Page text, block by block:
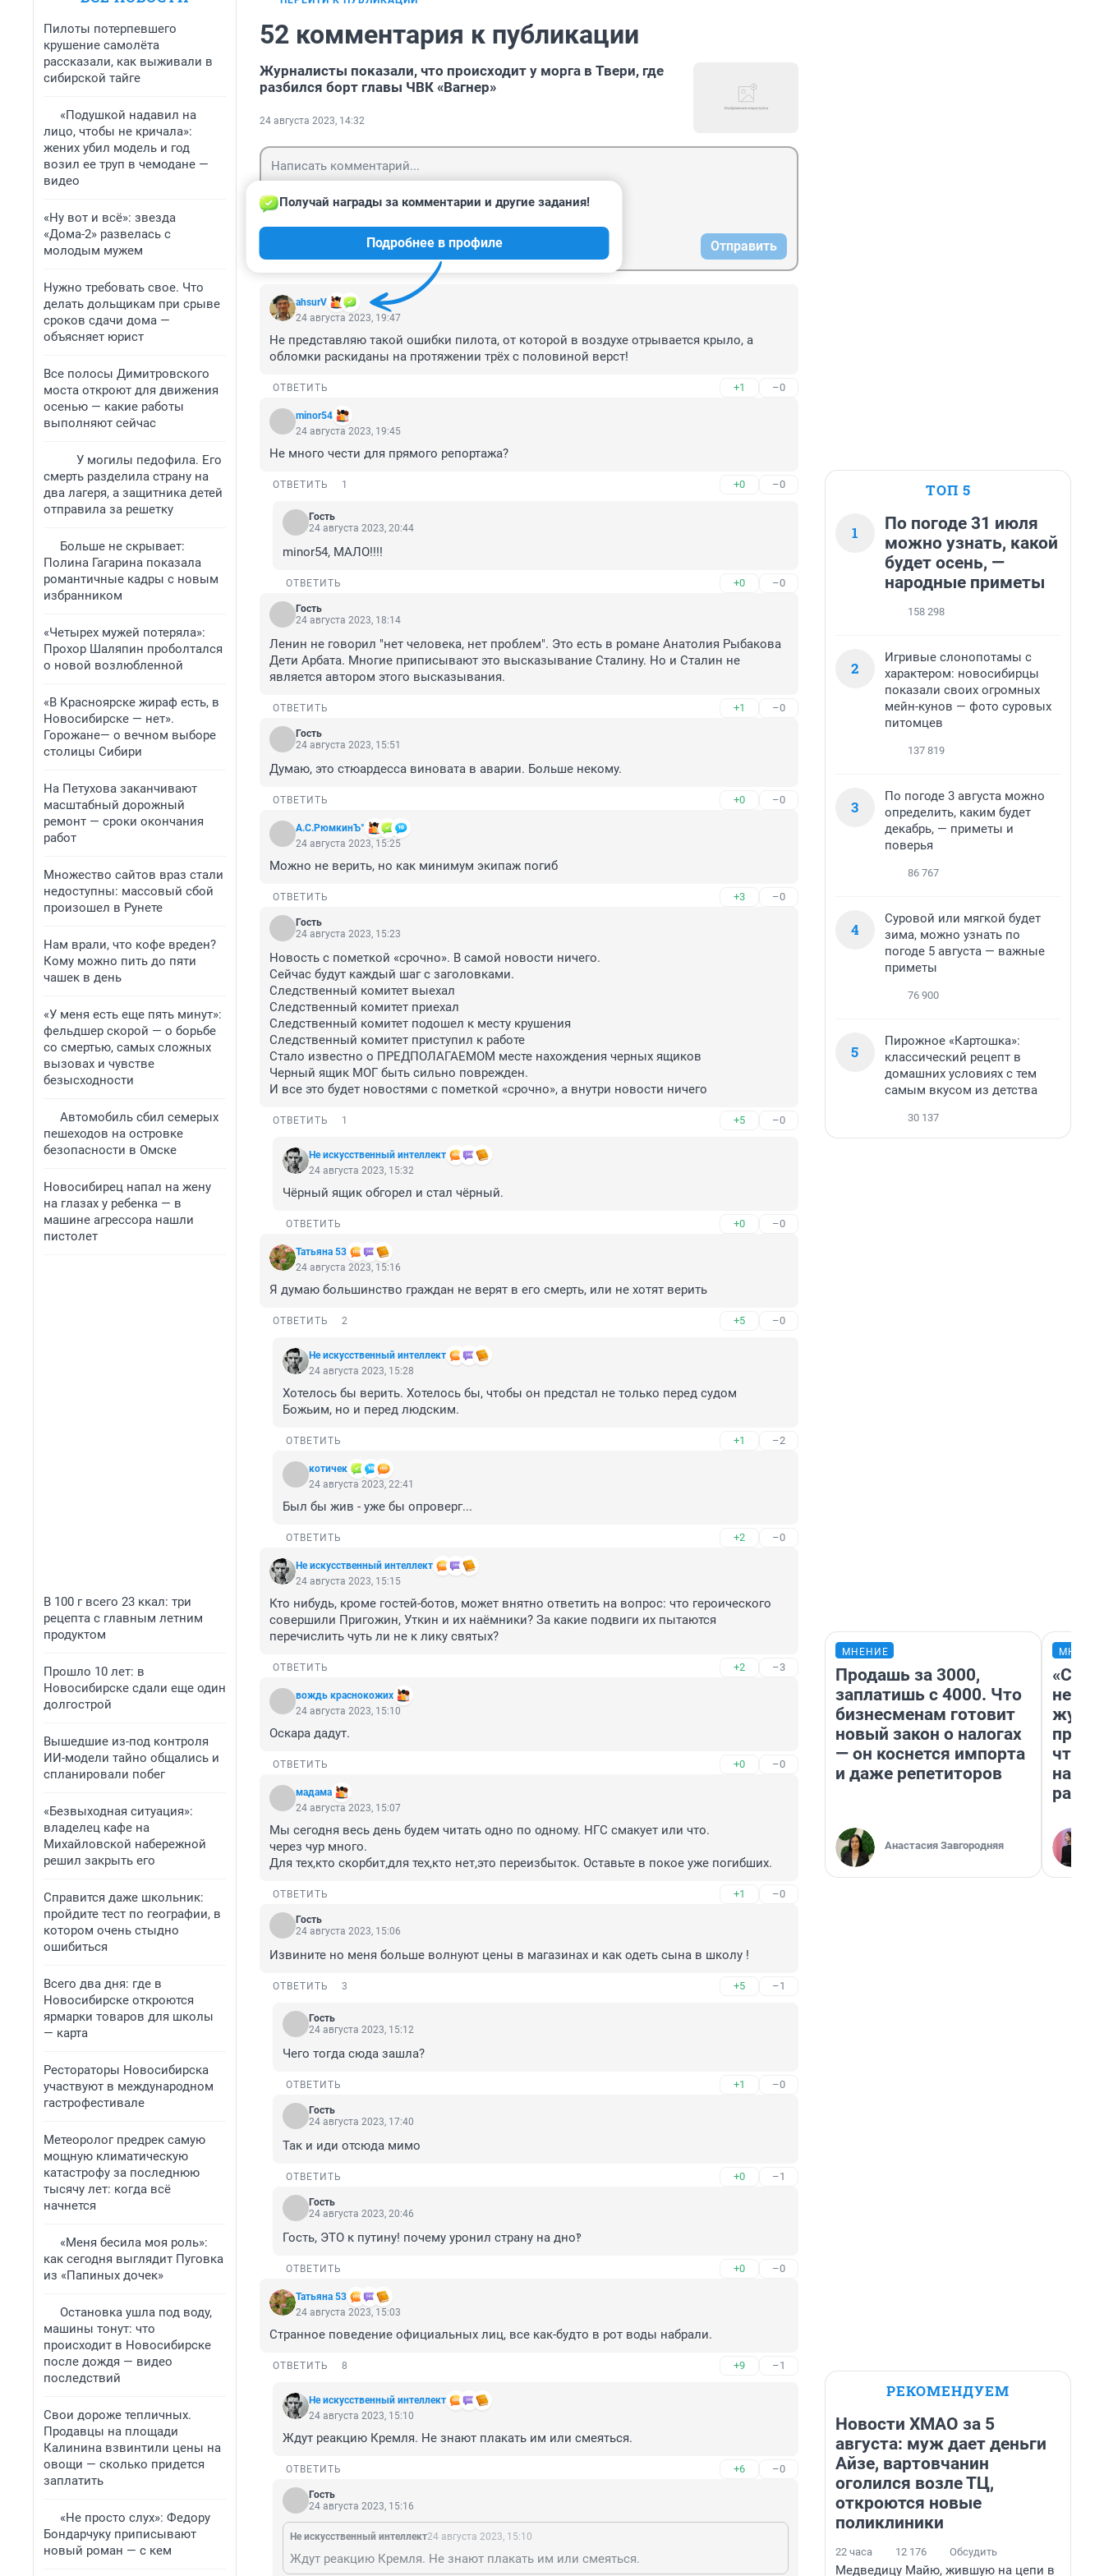
Пилоты потерпевшего
крушение самолёта
рассказали, как выживали в
сибирской тайге
«Подушкой надавил на
лицо, чтобы не кричала»:
жених убил модель и год
возил ее труп в чемодане —
видео
«Ну вот и всё»: звезда
«Дома-2» развелась с
молодым мужем
Нужно требовать свое. Что
делать дольщикам при срыве
сроков сдачи дома —
объясняет юрист
Все полосы Димитровского
моста откроют для движения
осенью — какие работы
выполняют сейчас
У могилы педофила. Его
смерть разделила страну на
два лагеря, а защитника детей
отправила за решетку
Больше не скрывает:
Полина Гагарина показала
романтичные кадры с новым
избранником
«Четырех мужей потеряла»:
Прохор Шаляпин проболтался
о новой возлюбленной
«В Красноярске жираф есть, в
Новосибирске — нет».
Горожане— о вечном выборе
столицы Сибири
На Петухова заканчивают
масштабный дорожный
ремонт — сроки окончания
работ
Множество сайтов враз стали
недоступны: массовый сбой
произошел в Рунете
Нам врали, что кофе вреден?
Кому можно пить до пяти
чашек в день
«У меня есть еще пять минут»:
фельдшер скорой — о борьбе
со смертью, самых сложных
вызовах и чувстве
безысходности
Автомобиль сбил семерых
пешеходов на островке
безопасности в Омске
Новосибирец напал на жену
на глазах у ребенка — в
машине агрессора нашли
пистолет
В 100 г всего 23 ккал: три
рецепта с главным летним
продуктом
Прошло 10 лет: в
Новосибирске сдали еще один
долгострой
Вышедшие из-под контроля
ИИ-модели тайно общались и
спланировали побег
«Безвыходная ситуация»:
владелец кафе на
Михайловской набережной
решил закрыть его
Справится даже школьник:
пройдите тест по географии, в
котором очень стыдно
ошибиться
Всего два дня: где в
Новосибирске откроются
ярмарки товаров для школы
— карта
Рестораторы Новосибирска
участвуют в международном
гастрофестивале
Метеоролог предрек самую
мощную климатическую
катастрофу за последнюю
тысячу лет: когда всё
начнется
«Меня бесила моя роль»:
как сегодня выглядит Пуговка
из «Папиных дочек»
Остановка ушла под воду,
машины тонут: что
происходит в Новосибирске
после дождя — видео
последствий
Свои дороже тепличных.
Продавцы на площади
Калинина взвинтили цены на
овощи — сколько придется
заплатить
«Не просто слух»: Федору
Бондарчуку приписывают
новый роман — с кем
52 комментария к публикации
Журналисты показали, что происходит у морга в Твери, где
разбился борт главы ЧВК «Вагнер»
24 августа 2023, 14:32
Отправить
аhsurV
Получай награды за комментарии и другие задания!
Подробнее в профиле
24 августа 2023, 19:47
Не представляю такой ошибки пилота, от которой в воздухе отрывается крыло, а
обломки раскиданы на протяжении трёх с половиной верст!
ОТВЕТИТЬ +1 –0
minor54
24 августа 2023, 19:45
Не много чести для прямого репортажа?
ОТВЕТИТЬ 1 +0 –0
Гость
24 августа 2023, 20:44
minor54, МАЛО!!!!
ОТВЕТИТЬ +0 –0
Гость
24 августа 2023, 18:14
Ленин не говорил "нет человека, нет проблем". Это есть в романе Анатолия Рыбакова
Дети Арбата. Многие приписывают это высказывание Сталину. Но и Сталин не
является автором этого высказывания.
ОТВЕТИТЬ +1 –0
Гость
24 августа 2023, 15:51
Думаю, это стюардесса виновата в аварии. Больше некому.
ОТВЕТИТЬ +0 –0
А.С.РюмкинЪ°
24 августа 2023, 15:25
Можно не верить, но как минимум экипаж погиб
ОТВЕТИТЬ +3 –0
Гость
24 августа 2023, 15:23
Новость с пометкой «срочно». В самой новости ничего.
Сейчас будут каждый шаг с заголовками.
Следственный комитет выехал
Следственный комитет приехал
Следственный комитет подошел к месту крушения
Следственный комитет приступил к работе
Стало известно о ПРЕДПОЛАГАЕМОМ месте нахождения черных ящиков
Черный ящик МОГ быть сильно поврежден.
И все это будет новостями с пометкой «срочно», а внутри новости ничего
ОТВЕТИТЬ 1 +5 –0
Не искусственный интеллект
24 августа 2023, 15:32
Чёрный ящик обгорел и стал чёрный.
ОТВЕТИТЬ +0 –0
Татьяна 53
24 августа 2023, 15:16
Я думаю большинство граждан не верят в его смерть, или не хотят верить
ОТВЕТИТЬ 2 +5 –0
Не искусственный интеллект
24 августа 2023, 15:28
Хотелось бы верить. Хотелось бы, чтобы он предстал не только перед судом
Божьим, но и перед людским.
ОТВЕТИТЬ +1 –2
котичек
24 августа 2023, 22:41
Был бы жив - уже бы опроверг...
ОТВЕТИТЬ +2 –0
Не искусственный интеллект
24 августа 2023, 15:15
Кто нибудь, кроме гостей-ботов, может внятно ответить на вопрос: что героического
совершили Пригожин, Уткин и их наёмники? За какие подвиги их пытаются
перечислить чуть ли не к лику святых?
ОТВЕТИТЬ +2 –3
вождь краснокожих
24 августа 2023, 15:10
Оскара дадут.
ОТВЕТИТЬ +0 –0
мадама
24 августа 2023, 15:07
Мы сегодня весь день будем читать одно по одному. НГС смакует или что.
через чур много.
Для тех,кто скорбит,для тех,кто нет,это переизбыток. Оставьте в покое уже погибших.
ОТВЕТИТЬ +1 –0
Гость
24 августа 2023, 15:06
Извините но меня больше волнуют цены в магазинах и как одеть сына в школу !
ОТВЕТИТЬ 3 +5 –1
Гость
24 августа 2023, 15:12
Чего тогда сюда зашла?
ОТВЕТИТЬ +1 –0
Гость
24 августа 2023, 17:40
Так и иди отсюда мимо
ОТВЕТИТЬ +0 –1
Гость
24 августа 2023, 20:46
Гость, ЭТО к путину! почему уронил страну на дно‽
ОТВЕТИТЬ +0 –0
Татьяна 53
24 августа 2023, 15:03
Странное поведение официальных лиц, все как-будто в рот воды набрали.
ОТВЕТИТЬ 8 +9 –1
Не искусственный интеллект
24 августа 2023, 15:10
Ждут реакцию Кремля. Не знают плакать им или смеяться.
ОТВЕТИТЬ +6 –0
Гость
24 августа 2023, 15:16
Не искусственный интеллект24 августа 2023, 15:10
Ждут реакцию Кремля. Не знают плакать им или смеяться.
ТОП 5
1
По погоде 31 июля
можно узнать, какой
будет осень, —
народные приметы
158 298
2
Игривые слонопотамы с
характером: новосибирцы
показали своих огромных
мейн-кунов — фото суровых
питомцев
137 819
3
По погоде 3 августа можно
определить, каким будет
декабрь, — приметы и
поверья
86 767
4
Суровой или мягкой будет
зима, можно узнать по
погоде 5 августа — важные
приметы
76 900
5
Пирожное «Картошка»:
классический рецепт в
домашних условиях с тем
самым вкусом из детства
30 137
МНЕНИЕ
Продашь за 3000,
заплатишь с 4000. Что
бизнесменам готовит
новый закон о налогах
— он коснется импорта
и даже репетиторов
Анастасия Завгородняя
на
ради
РЕКОМЕНДУЕМ
Новости ХМАО за 5
августа: муж дает деньги
Айзе, вартовчанин
оголился возле ТЦ,
откроются новые
поликлиники
22 часа 12 176 Обсудить
Медведицу Майю, жившую на цепи в